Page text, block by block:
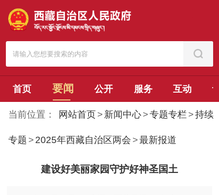
首页 要闻 公开 服务 互动
当前位置： 网站首页 > 新闻中心 >专题专栏 >持续
专题 > 2025年西藏自治区两会 >最新报道
建设好美丽家园守护好神圣国土